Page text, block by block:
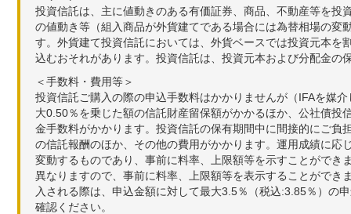
投資信託は、主に値動きのある有価証券、商品、不動産等を
の値動き等（組入商品が外貨建てである場合には為替相場の
す。外貨建て投資信託においては、外貨ベースでは投資元本
込むおそれがあります。投資信託は、投資元本および分配金の
＜手数料・費用等＞
投資信託ご購入の際の申込手数料はかかりませんが（IFAを媒
大0.50％を乗じた額の信託財産留保額がかかるほか、公社債
金手数料がかかります。投資信託の保有期間中に間接的にご
の信託報酬のほか、その他の費用がかかります。運用成績に
変動するものであり、事前に料率、上限額等を示すことがで
異なりますので、事前に料率、上限額等を表示することがで
入される際は、申込金額に対して最大3.5％（税込:3.85％）の
確認ください。